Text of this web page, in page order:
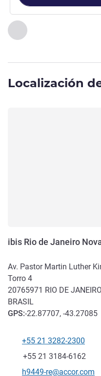
Anterior - Apartamento
Página ,
Localización
ibis Rio de Janeiro
Av. Pastor Martin Luther
Torro 4
20765971 RIO DE JANEIRO
BRASIL
GPS:-22.87707, -43.27085
Teléfono
+55 21 3282-2300
Fax
+55 21 3184-6162
Correo electrónico de
h9449-re@accor.com